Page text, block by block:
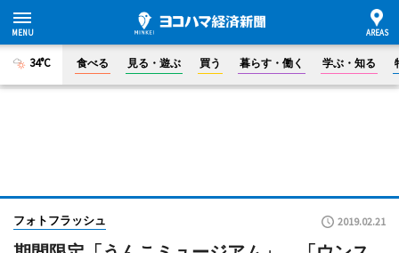
34°C 食べる 見る・遊ぶ 買う 暮らす・働く 学ぶ・知る
フォトフラッシュ 2019.02.21